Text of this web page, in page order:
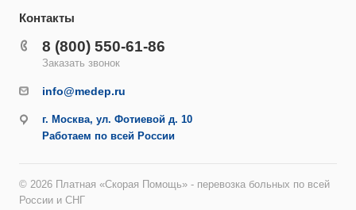
Контакты
8 (800) 550-61-86
Заказать звонок
info@medep.ru
г. Москва, ул. Фотиевой д. 10
Работаем по всей России
© 2026 Платная «Скорая Помощь» - перевозка больных по всей
России и СНГ